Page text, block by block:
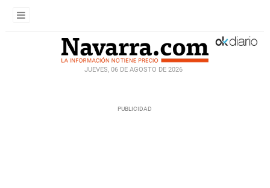
JUEVES, 06 DE AGOSTO DE 2026